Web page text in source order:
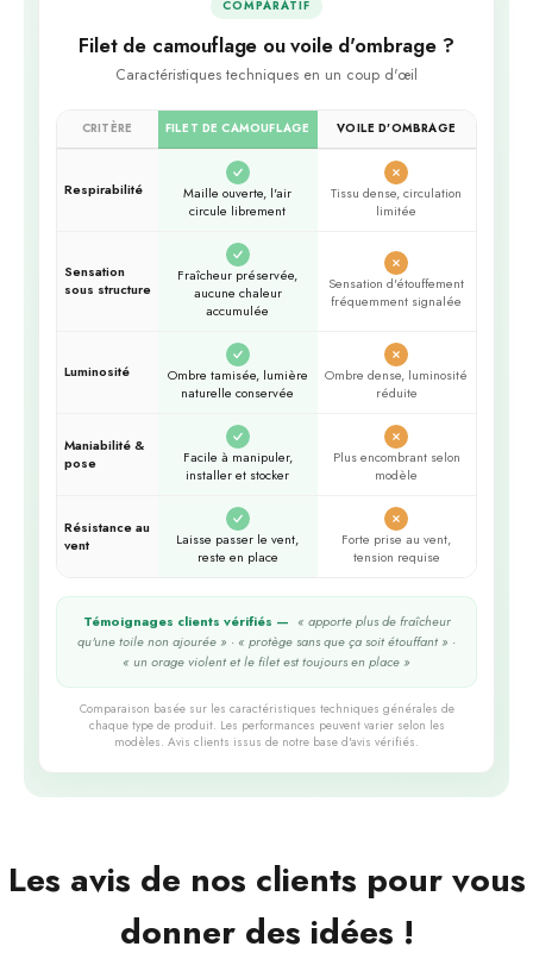
COMPARATIF
Filet de camouflage ou voile d'ombrage ?
Caractéristiques techniques en un coup d'œil
CRITÈRE FILET DE CAMOUFLAGE VOILE D'OMBRAGE
Respirabilité
Maille ouverte, l'air
circule librement
Tissu dense, circulation
limitée
Sensation
sous structure
Fraîcheur préservée,
aucune chaleur
accumulée
Sensation d'étouffement
fréquemment signalée
Luminosité
Ombre tamisée, lumière
naturelle conservée
Ombre dense, luminosité
réduite
Maniabilité &
pose
Facile à manipuler,
installer et stocker
Plus encombrant selon
modèle
Résistance au
vent
Laisse passer le vent,
reste en place
Forte prise au vent,
tension requise
Témoignages clients vérifiés — « apporte plus de fraîcheur
qu'une toile non ajourée » · « protège sans que ça soit étouffant » ·
« un orage violent et le filet est toujours en place »
Comparaison basée sur les caractéristiques techniques générales de
chaque type de produit. Les performances peuvent varier selon les
modèles. Avis clients issus de notre base d'avis vérifiés.
Les avis de nos clients pour vous
donner des idées !